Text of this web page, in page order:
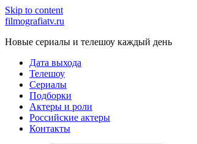
Skip to content
filmografiatv.ru
Новые сериалы и телешоу каждый день
Дата выхода
Телешоу
Сериалы
Подборки
Актеры и роли
Российские актеры
Контакты